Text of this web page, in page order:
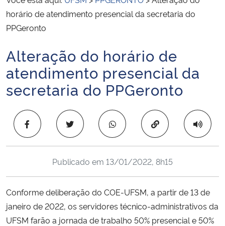
Ministério da Economia
Ministério da Infraestrutura
Ministério da Agricultura, Pecuária e Abastecimento
Ministério da Cidadania
Ministério da Ciência, Tecnologia, Inovações e Comunicações
horário de atendimento presencial da secretaria do
PPGeronto
Início do conteúdo
Alteração do horário de
atendimento presencial da
secretaria do PPGeronto
Copiar para área
Publicado em 13/01/2022, 8h15
Conforme deliberação do COE-UFSM, a partir de 13 de
janeiro de 2022, os servidores técnico-administrativos da
UFSM farão a jornada de trabalho 50% presencial e 50%